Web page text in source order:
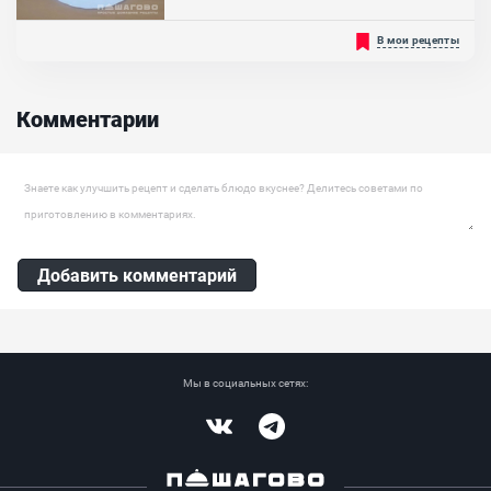
Перловка - это неоценимая крупа для здоровья каждого. В ней
содержаться много витаминов и минералов, она помогает
выводит токсины и шлаки. Не зря ее дают в армии и включают...
В мои рецепты
Комментарии
Оставить комментарий
Добавить комментарий
Мы в социальных сетях: